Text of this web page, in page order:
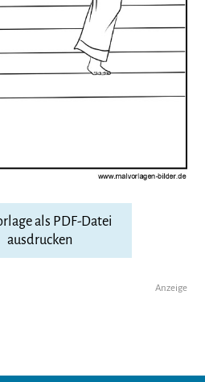
als PDF-Datei
ausdrucken
Anzeige